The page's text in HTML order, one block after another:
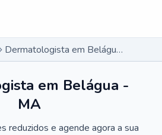
Dermatologista em Belágua - MA
em Belágua -
MA
reduzidos e agende agora a sua